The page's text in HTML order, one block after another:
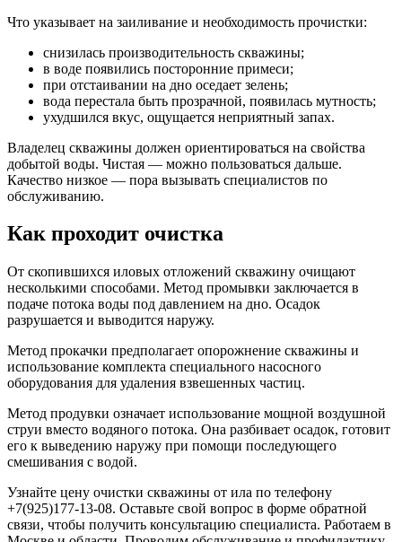
Что указывает на заиливание и необходимость прочистки:
снизилась производительность скважины;
в воде появились посторонние примеси;
при отстаивании на дно оседает зелень;
вода перестала быть прозрачной, появилась мутность;
ухудшился вкус, ощущается неприятный запах.
Владелец скважины должен ориентироваться на свойства
добытой воды. Чистая — можно пользоваться дальше.
Качество низкое — пора вызывать специалистов по
обслуживанию.
Как проходит очистка
От скопившихся иловых отложений скважину очищают
несколькими способами. Метод промывки заключается в
подаче потока воды под давлением на дно. Осадок
разрушается и выводится наружу.
Метод прокачки предполагает опорожнение скважины и
использование комплекта специального насосного
оборудования для удаления взвешенных частиц.
Метод продувки означает использование мощной воздушной
струи вместо водяного потока. Она разбивает осадок, готовит
его к выведению наружу при помощи последующего
смешивания с водой.
Узнайте цену очистки скважины от ила по телефону
+7(925)177-13-08. Оставьте свой вопрос в форме обратной
связи, чтобы получить консультацию специалиста. Работаем в